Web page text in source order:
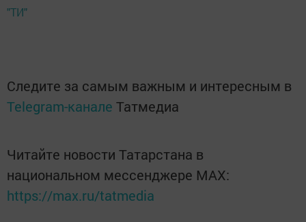
"ТИ"
Следите за самым важным и интересным в
Telegram-канале Татмедиа
Читайте новости Татарстана в
национальном мессенджере MАХ:
https://max.ru/tatmedia